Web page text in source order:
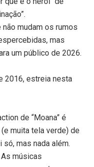
mudam os rumos
mas
um público de 2026.
2016, estreia nesta
de “Moana” é
muita tela verde) de
mas nada além.
músicas